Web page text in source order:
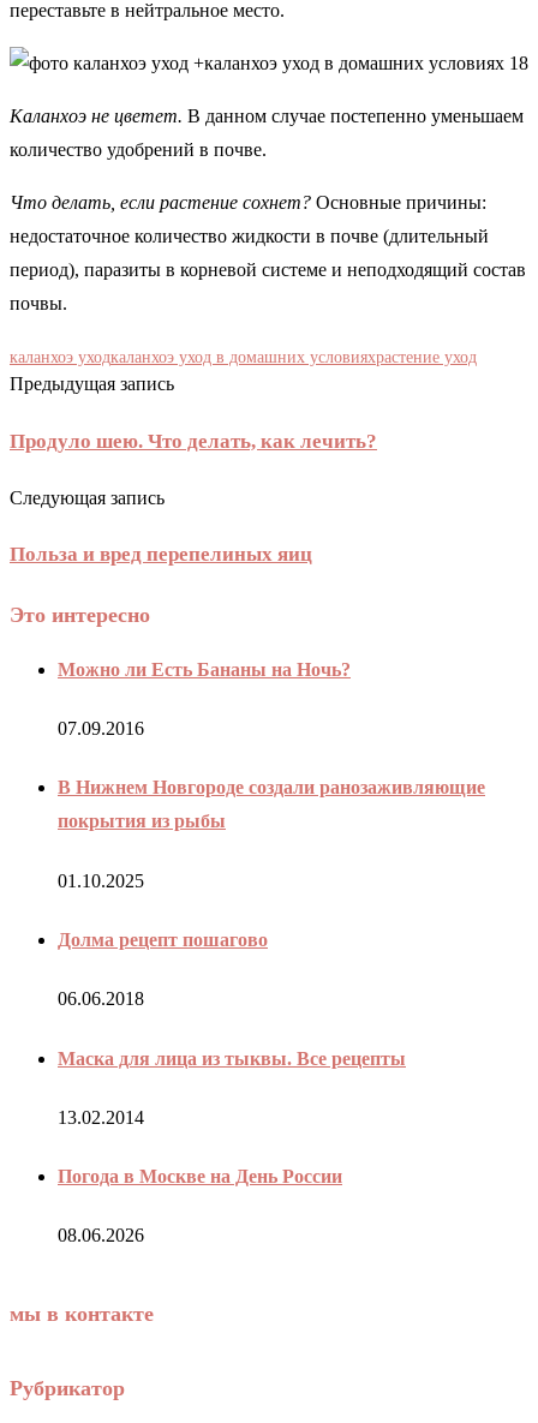
переставьте в нейтральное место.
Каланхоэ не цветет. В данном случае постепенно уменьшаем
количество удобрений в почве.
Что делать, если растение сохнет? Основные причины:
недостаточное количество жидкости в почве (длительный
период), паразиты в корневой системе и неподходящий состав
почвы.
каланхоэ уходкаланхоэ уход в домашних условияхрастение уход
Предыдущая запись
Продуло шею. Что делать, как лечить?
Следующая запись
Польза и вред перепелиных яиц
Это интересно
Можно ли Есть Бананы на Ночь?
07.09.2016
В Нижнем Новгороде создали ранозаживляющие
покрытия из рыбы
01.10.2025
Долма рецепт пошагово
06.06.2018
Маска для лица из тыквы. Все рецепты
13.02.2014
Погода в Москве на День России
08.06.2026
мы в контакте
Рубрикатор